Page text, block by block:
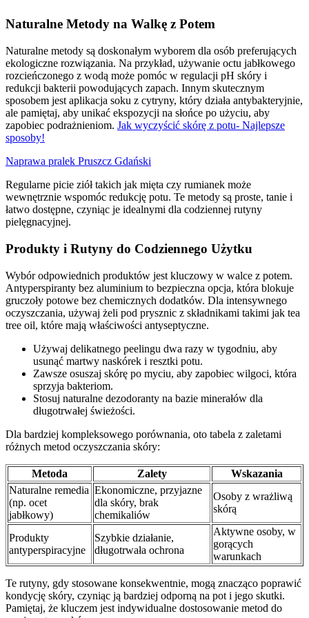
Naturalne Metody na Walkę z Potem
Naturalne metody są doskonałym wyborem dla osób preferujących
ekologiczne rozwiązania. Na przykład, używanie octu jabłkowego
rozcieńczonego z wodą może pomóc w regulacji pH skóry i
redukcji bakterii powodujących zapach. Innym skutecznym
sposobem jest aplikacja soku z cytryny, który działa antybakteryjnie,
ale pamiętaj, aby unikać ekspozycji na słońce po użyciu, aby
zapobiec podrażnieniom. Jak wyczyścić skórę z potu- Najlepsze
sposoby!
Naprawa pralek Pruszcz Gdański
Regularne picie ziół takich jak mięta czy rumianek może
wewnętrznie wspomóc redukcję potu. Te metody są proste, tanie i
łatwo dostępne, czyniąc je idealnymi dla codziennej rutyny
pielęgnacyjnej.
Produkty i Rutyny do Codziennego Użytku
Wybór odpowiednich produktów jest kluczowy w walce z potem.
Antyperspiranty bez aluminium to bezpieczna opcja, która blokuje
gruczoły potowe bez chemicznych dodatków. Dla intensywnego
oczyszczania, używaj żeli pod prysznic z składnikami takimi jak tea
tree oil, które mają właściwości antyseptyczne.
Używaj delikatnego peelingu dwa razy w tygodniu, aby
usunąć martwy naskórek i resztki potu.
Zawsze osuszaj skórę po myciu, aby zapobiec wilgoci, która
sprzyja bakteriom.
Stosuj naturalne dezodoranty na bazie minerałów dla
długotrwałej świeżości.
Dla bardziej kompleksowego porównania, oto tabela z zaletami
różnych metod oczyszczania skóry:
Metoda Zalety
Wskazania
Naturalne remedia
(np. ocet
jabłkowy)
Ekonomiczne, przyjazne
dla skóry, brak
chemikaliów
Osoby z wrażliwą
skórą
Produkty
antyperspiracyjne
Szybkie działanie,
długotrwała ochrona
Aktywne osoby, w
gorących
warunkach
Te rutyny, gdy stosowane konsekwentnie, mogą znacząco poprawić
kondycję skóry, czyniąc ją bardziej odporną na pot i jego skutki.
Pamiętaj, że kluczem jest indywidualne dostosowanie metod do